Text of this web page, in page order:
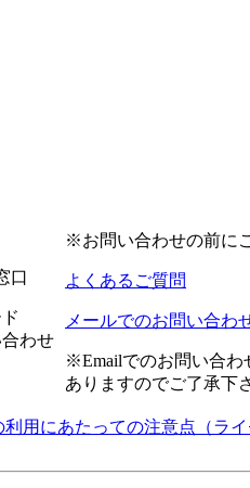
口
わせ
※お問い合わせの前に
よくあるご質問
メールでのお問い合わ
※Emailでのお問い合わ
ありますのでご了承下
利用にあたっての注意点（ラ